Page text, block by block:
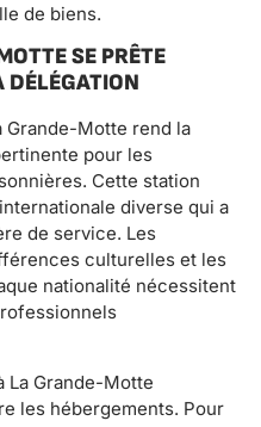
de biens.
SE PRÊTE
DÉLÉGATION
Grande-Motte rend la
pour les
Cette station
diverse qui a
de service. Les
culturelles et les
nationalité nécessitent
La Grande-Motte
les hébergements. Pour